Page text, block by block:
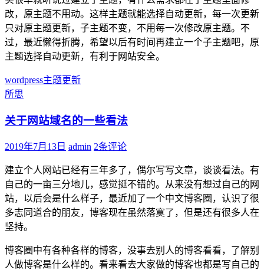
改，原主题不用动。这样主题就能选择自动更新，每一次更新
只对原主题更新，子主题不变，不用每一次修改原主题。不
过，最近懒得折腾，希望以后有时间再建立一个子主题吧，原
主题选择自动更新，有利于网站安全。
wordpress主题更新
所思
关于网站域名的一些看法
2019年7月13日 admin 2条评论
建立个人网站已经有三年多了，偶尔写写文章，谈谈看法。有
自己的一亩三分地儿，感觉挺不错的。从来没有想过自己的网
站，以后会是什么样子，最近加了一个中文博客圈，认识了很
多志同道合的朋友，博客现在虽然落寞了，但是还有很多人在
坚持。
博客圈中有各种各样的博客，没事去别人的博客看看，了解别
人做博客是什么样的。看来看去大家做的博客也都是写自己的